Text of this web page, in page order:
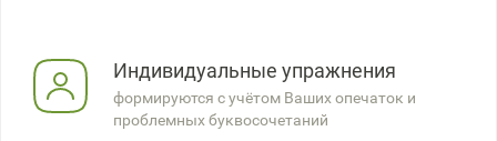
Индивидуальные упражнения
формируются с учётом Ваших опечаток и
проблемных буквосочетаний